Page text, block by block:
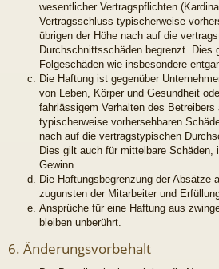
wesentlicher Vertragspflichten
Vertragsschluss typischerweise
übrigen der Höhe nach auf die
Durchschnittsschäden begrenzt. Dies
Folgeschäden wie insbesondere
Die Haftung ist gegenüber
von Leben, Körper und Gesundheit
fahrlässigem Verhalten des
typischerweise vorhersehbaren
nach auf die vertragstypischen
Dies gilt auch für mittelbare Schäden,
Gewinn.
Die Haftungsbegrenzung der Absätze
zugunsten der Mitarbeiter und
Ansprüche für eine Haftung aus
bleiben unberührt.
6. Änderungsvorbehalt